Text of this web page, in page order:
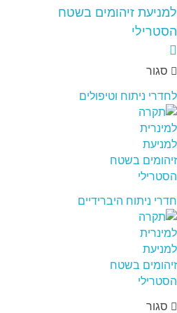
סגור
לחדרי ניתוח וטיפולים
חדרי ניתוח היברידיים
סגור